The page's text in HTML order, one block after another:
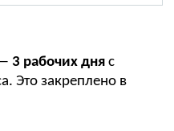
3 рабочих дня с
Это закреплено в